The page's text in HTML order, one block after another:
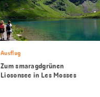
Ausflug
Zum smaragdgrünen
Liosonsee in Les Mosses